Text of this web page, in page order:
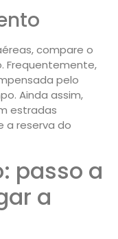
compare o
Frequentemente,
pelo
Ainda assim,
estradas
a reserva do
passo a
a